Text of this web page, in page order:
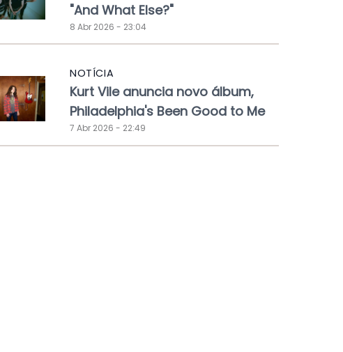
"And What Else?"
8 Abr 2026 - 23:04
NOTÍCIA
Kurt Vile anuncia novo álbum,
Philadelphia's Been Good to Me
7 Abr 2026 - 22:49